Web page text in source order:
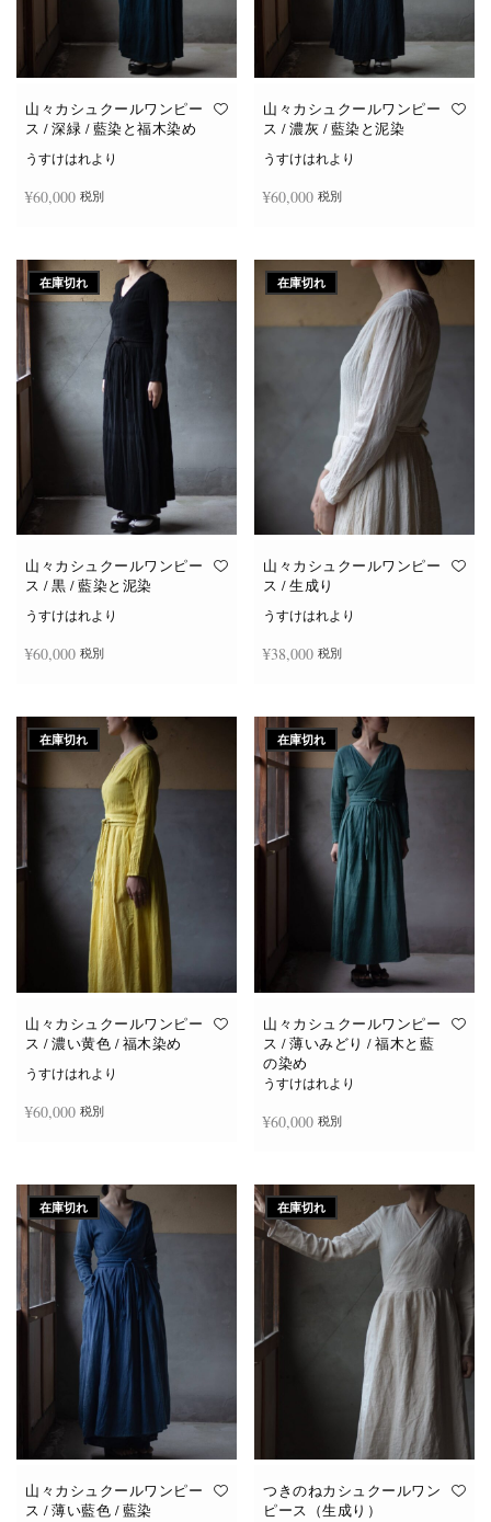
山々カシュクールワンピー
ス / 深緑 / 藍染と福木染め
うすけはれより
¥60,000 税別
山々カシュクールワンピー
ス / 濃灰 / 藍染と泥染
うすけはれより
¥60,000 税別
在庫切れ
山々カシュクールワンピー
ス / 黒 / 藍染と泥染
うすけはれより
¥60,000 税別
在庫切れ
山々カシュクールワンピー
ス / 生成り
うすけはれより
¥38,000 税別
在庫切れ
山々カシュクールワンピー
ス / 濃い黄色 / 福木染め
うすけはれより
¥60,000 税別
在庫切れ
山々カシュクールワンピー
ス / 薄いみどり / 福木と藍
の染め
うすけはれより
¥60,000 税別
在庫切れ
山々カシュクールワンピー
ス / 薄い藍色 / 藍染
在庫切れ
つきのねカシュクールワン
ピース（生成り）